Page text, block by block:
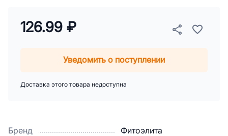
Бренд
Фитоэлита
126.99 ₽
Уведомить о поступлении
Доставка этого товара недоступна